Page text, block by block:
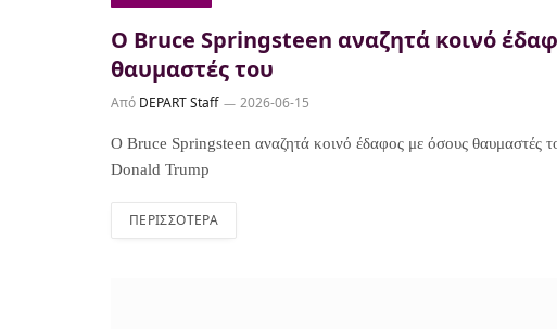
Ο Bruce Springsteen αναζητά κοινό
θαυμαστές του
Από DEPART Staff 2026-06-15
Ο Bruce Springsteen αναζητά κοινό έδαφος με όσους θαυμαστές
Donald Trump
ΠΕΡΙΣΣΌΤΕΡΑ